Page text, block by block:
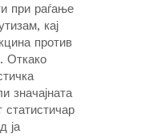
при раѓање
кај
против
Откако
значајната
статистичар
ја